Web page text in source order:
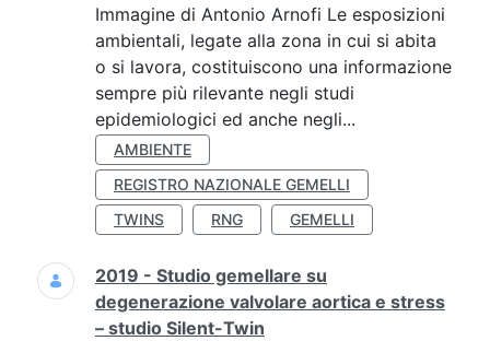
Immagine di Antonio Arnofi Le esposizioni
ambientali, legate alla zona in cui si abita
o si lavora, costituiscono una informazione
sempre più rilevante negli studi
epidemiologici ed anche negli...
AMBIENTE
REGISTRO NAZIONALE GEMELLI
TWINS
RNG GEMELLI
2019 - Studio gemellare su
degenerazione valvolare aortica e stress
– studio Silent-Twin